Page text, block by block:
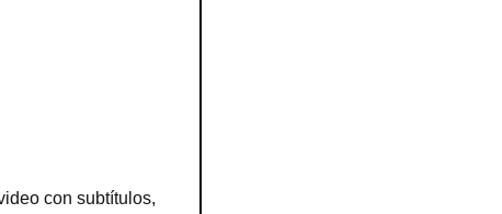
con subtítulos,